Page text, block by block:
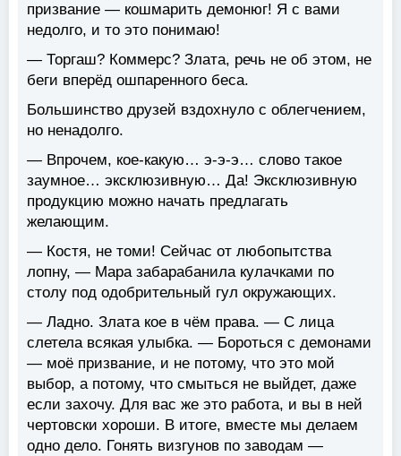
призвание — кошмарить демонюг! Я с вами
недолго, и то это понимаю!
— Торгаш? Коммерс? Злата, речь не об этом, не
беги вперёд ошпаренного беса.
Большинство друзей вздохнуло с облегчением,
но ненадолго.
— Впрочем, кое-какую… э-э-э… слово такое
заумное… эксклюзивную… Да! Эксклюзивную
продукцию можно начать предлагать
желающим.
— Костя, не томи! Сейчас от любопытства
лопну, — Мара забарабанила кулачками по
столу под одобрительный гул окружающих.
— Ладно. Злата кое в чём права. — С лица
слетела всякая улыбка. — Бороться с демонами
— моё призвание, и не потому, что это мой
выбор, а потому, что смыться не выйдет, даже
если захочу. Для вас же это работа, и вы в ней
чертовски хороши. В итоге, вместе мы делаем
одно дело. Гонять визгунов по заводам —